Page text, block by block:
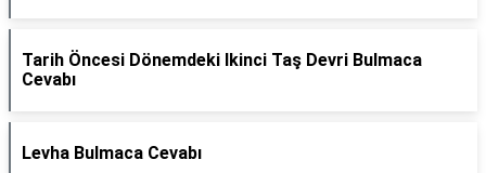
Tarih Öncesi Dönemdeki Ikinci Taş Devri Bulmaca
Cevabı
Levha Bulmaca Cevabı